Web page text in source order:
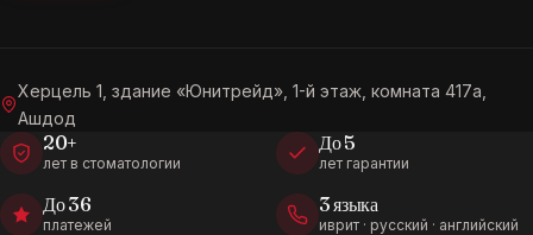
Херцель 1, здание «Юнитрейд», 1-й этаж, комната 417а,
Ашдод
20+
лет в стоматологии
До 5
лет гарантии
До 36
платежей
3 языка
иврит · русский · английский